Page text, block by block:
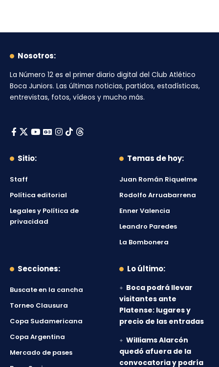
Nosotros:
La Número 12 es el primer diario digital del Club Atlético
Boca Juniors. Las últimas noticias, partidos, estadísticas,
entrevistas, fotos, vídeos y mucho más.
Sitio:
Staff
Política editorial
Legales y Política de
privacidad
Temas de hoy:
Juan Román Riquelme
Rodolfo Arruabarrena
Enner Valencia
Leandro Paredes
La Bombonera
Secciones:
Buscate en la cancha
Torneo Clausura
Copa Sudamericana
Copa Argentina
Mercado de pases
Lo último:
Boca podrá llevar
visitantes ante
Platense: lugares y
precio de las entradas
Williams Alarcón
quedó afuera de la
convocatoria y podría